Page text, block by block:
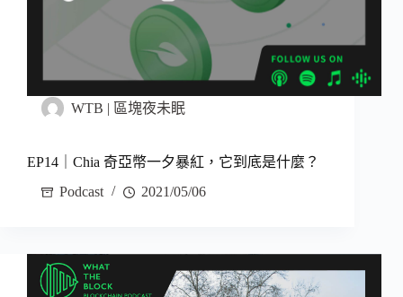
WTB | 區塊夜未眠
EP14｜Chia 奇亞幣一夕暴紅，它到底是什麼？
Podcast
2021/05/06